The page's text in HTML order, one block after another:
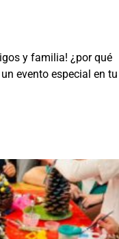
y familia! ¿por qué
evento especial en tu